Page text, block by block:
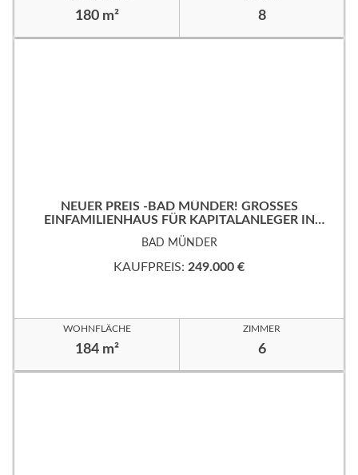
180 m² 8
NEUER PREIS -BAD MÜNDER! GROSSES
EINFAMILIENHAUS FÜR KAPITALANLEGER IN B
EVORZUGTER WOHNLAGE!
BAD MÜNDER
KAUFPREIS: 249.000 €
WOHNFLÄCHE
184 m²
ZIMMER
6